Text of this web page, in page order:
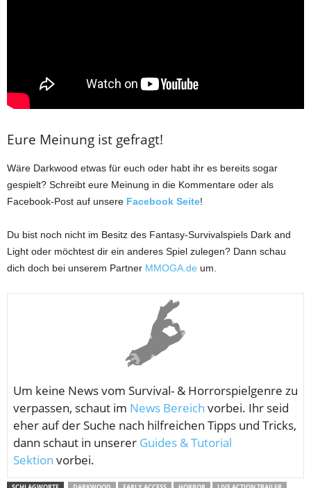
Eure Meinung ist gefragt!
Wäre Darkwood etwas für euch oder habt ihr es bereits sogar
gespielt? Schreibt eure Meinung in die Kommentare oder als
Facebook-Post auf unsere Facebook Seite!
Du bist noch nicht im Besitz des Fantasy-Survivalspiels Dark and
Light oder möchtest dir ein anderes Spiel zulegen? Dann schau
dich doch bei unserem Partner MMOGA.de um.
Um keine News vom Survival- & Horrorspielgenre zu
verpassen, schaut im News Bereich vorbei. Ihr seid
eher auf der Suche nach hilfreichen Tipps und Tricks,
dann schaut in unserer Guides & Tutorial
Sektion vorbei.